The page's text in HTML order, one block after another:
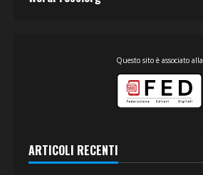
Questo sito è associato alla
ARTICOLI RECENTI